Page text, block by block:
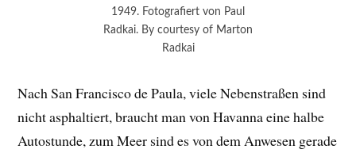
1949. Fotografiert von Paul
Radkai. By courtesy of Marton
Radkai
Nach San Francisco de Paula, viele Nebenstraßen sind
nicht asphaltiert, braucht man von Havanna eine halbe
Autostunde, zum Meer sind es von dem Anwesen gerade